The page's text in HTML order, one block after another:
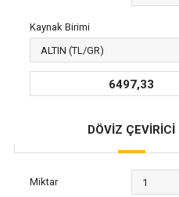
Kaynak Birimi
6497,33
DÖVİZ ÇEVİRİCİ
Miktar